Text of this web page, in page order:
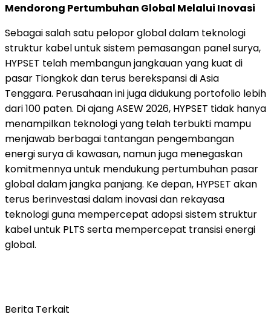
Mendorong Pertumbuhan Global Melalui Inovasi
Sebagai salah satu pelopor global dalam teknologi
struktur kabel untuk sistem pemasangan panel surya,
HYPSET telah membangun jangkauan yang kuat di
pasar Tiongkok dan terus berekspansi di Asia
Tenggara. Perusahaan ini juga didukung portofolio lebih
dari 100 paten. Di ajang ASEW 2026, HYPSET tidak hanya
menampilkan teknologi yang telah terbukti mampu
menjawab berbagai tantangan pengembangan
energi surya di kawasan, namun juga menegaskan
komitmennya untuk mendukung pertumbuhan pasar
global dalam jangka panjang. Ke depan, HYPSET akan
terus berinvestasi dalam inovasi dan rekayasa
teknologi guna mempercepat adopsi sistem struktur
kabel untuk PLTS serta mempercepat transisi energi
global.
Berita Terkait